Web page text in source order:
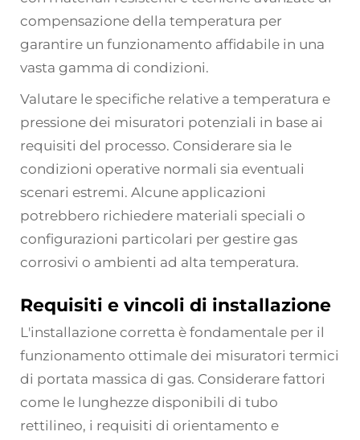
compensazione della temperatura per
garantire un funzionamento affidabile in una
vasta gamma di condizioni.
Valutare le specifiche relative a temperatura e
pressione dei misuratori potenziali in base ai
requisiti del processo. Considerare sia le
condizioni operative normali sia eventuali
scenari estremi. Alcune applicazioni
potrebbero richiedere materiali speciali o
configurazioni particolari per gestire gas
corrosivi o ambienti ad alta temperatura.
Requisiti e vincoli di installazione
L'installazione corretta è fondamentale per il
funzionamento ottimale dei misuratori termici
di portata massica di gas. Considerare fattori
come le lunghezze disponibili di tubo
rettilineo, i requisiti di orientamento e